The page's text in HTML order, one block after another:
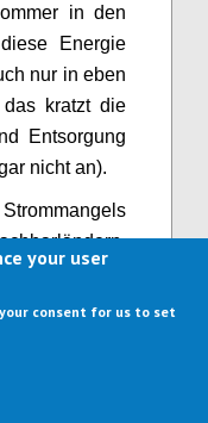
in den
Energie
nur in eben
kratzt die
Entsorgung
nicht an).
Strom
wieder
steigenden
und
hat, als
your user
consent for us to set